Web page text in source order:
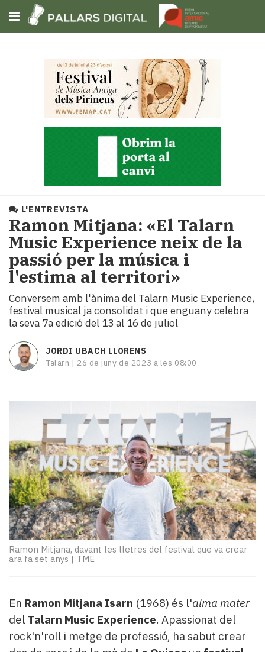
Subscriu-t'hi
Portada
Societat
Política
i
municipis
Economia
i
Cultura
Esports
Mai
tant!
TV
i
Reportatges
Entrevistes
Enquestes
A
escena!
Dis
la
teva!
Subscriptors
La
newsletter
Contingut
patrocinat
més
L'ENTREVISTA
Ramon Mitjana: «El Talarn
Music Experience neix de la
passió per la música i
l'estima al territori»
Conversem amb l'ànima del Talarn Music Experience,
festival musical ja consolidat i que enguany celebra
la seva 7a edició del 13 al 16 de juliol
JORDI UBACH LLORENS
Talarn | 26 de juny de 2023 a les 08:00
Ramon Mitjana, davant les lletres del festival que va crear
ara fa set anys | TME
En Ramon Mitjana Isarn (1968) és l'alma mater
del Talarn Music Experience. Apassionat del
rock'n'roll i metge de professió, ha sabut crear